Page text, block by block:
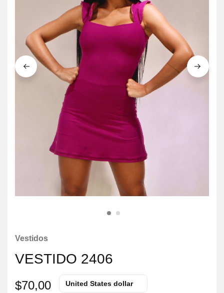
Vestidos
VESTIDO 2406
$70,00 United States dollar